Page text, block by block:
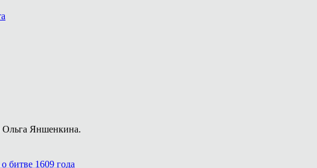
Ольга Яншенкина.
битве 1609 года